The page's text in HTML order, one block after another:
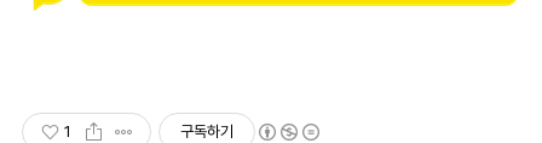
1 구독하기